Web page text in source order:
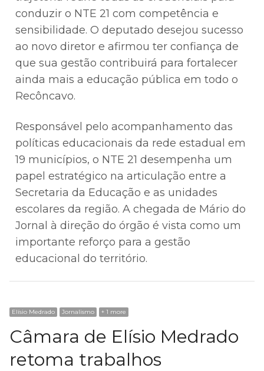
conduzir o NTE 21 com competência e
sensibilidade. O deputado desejou sucesso
ao novo diretor e afirmou ter confiança de
que sua gestão contribuirá para fortalecer
ainda mais a educação pública em todo o
Recôncavo.
Responsável pelo acompanhamento das
políticas educacionais da rede estadual em
19 municípios, o NTE 21 desempenha um
papel estratégico na articulação entre a
Secretaria da Educação e as unidades
escolares da região. A chegada de Mário do
Jornal à direção do órgão é vista como um
importante reforço para a gestão
educacional do território.
Elísio Medrado Jornalismo + 1 more
Câmara de Elísio Medrado
retoma trabalhos